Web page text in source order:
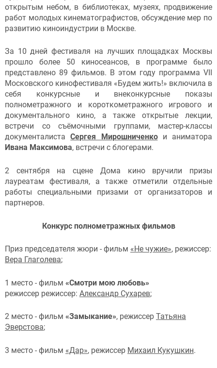
открытым небом, в библиотеках, музеях, продвижение
работ молодых кинематографистов, обсуждение мер по
развитию киноиндустрии в Москве.
За 10 дней фестиваля на лучших площадках Москвы
прошло более 50 киносеансов, в программе было
представлено 89 фильмов. В этом году программа VII
Московского кинофестиваля «Будем жить!» включила в
себя конкурсные и внеконкурсные показы
полнометражного и короткометражного игрового и
документального кино, а также открытые лекции,
встречи со съёмочными группами, мастер-классы
документалистаСергея Мирошниченкои аниматора
Ивана Максимова, встречи с блогерами.
2 сентября на сцене Дома кино вручили призы
лауреатам фестиваля, а также отметили отдельные
работы специальными призами от организаторов и
партнеров.
Конкурс полнометражных фильмов
Приз председателя жюри - фильм «Не чужие», режиссер:
Вера Глаголева;
1 место - фильм «Смотри мою любовь»
режиссер режиссер: Александр Сухарев;
2 место - фильм «Замыкание», режиссер Татьяна
Эверстова;
3 место - фильм «Дар», режиссер Михаил Кукушкин.